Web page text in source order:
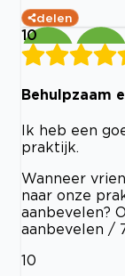
delen
10
Behulpzaam
Ik heb een
praktijk.
Wanneer
naar onze
aanbevelen?
aanbevelen /
10